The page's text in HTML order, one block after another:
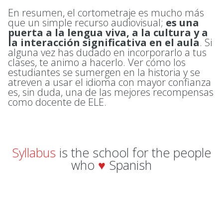
En resumen, el cortometraje es mucho más
que un simple recurso audiovisual; es una
puerta a la lengua viva, a la cultura y a
la interacción significativa en el aula. Si
alguna vez has dudado en incorporarlo a tus
clases, te animo a hacerlo. Ver cómo los
estudiantes se sumergen en la historia y se
atreven a usar el idioma con mayor confianza
es, sin duda, una de las mejores recompensas
como docente de ELE.
Syllabus is the school for the people
who ♥ Spanish